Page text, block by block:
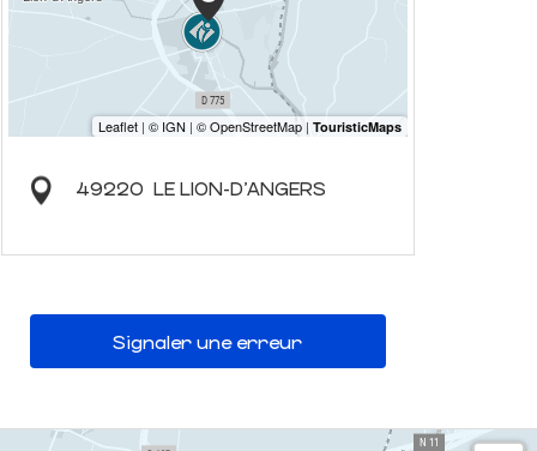
49220 LE LION-D'ANGERS
Signaler une erreur